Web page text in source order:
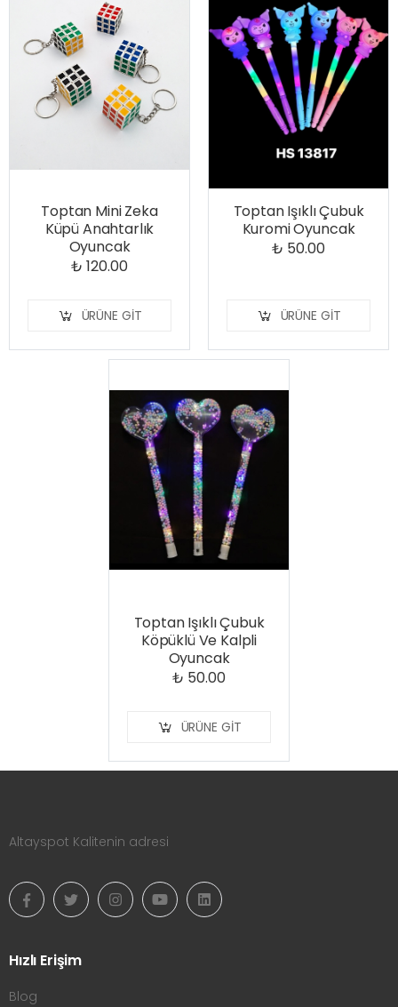
Toptan Mini Zeka
Küpü Anahtarlık
Oyuncak
₺ 120.00
ÜRÜNE GIT
Toptan Işıklı Çubuk
Kuromi Oyuncak
₺ 50.00
ÜRÜNE GIT
Toptan Işıklı Çubuk
Köpüklü Ve Kalpli
Oyuncak
₺ 50.00
ÜRÜNE GIT
Altayspot Kalitenin adresi
Hızlı Erişim
Blog